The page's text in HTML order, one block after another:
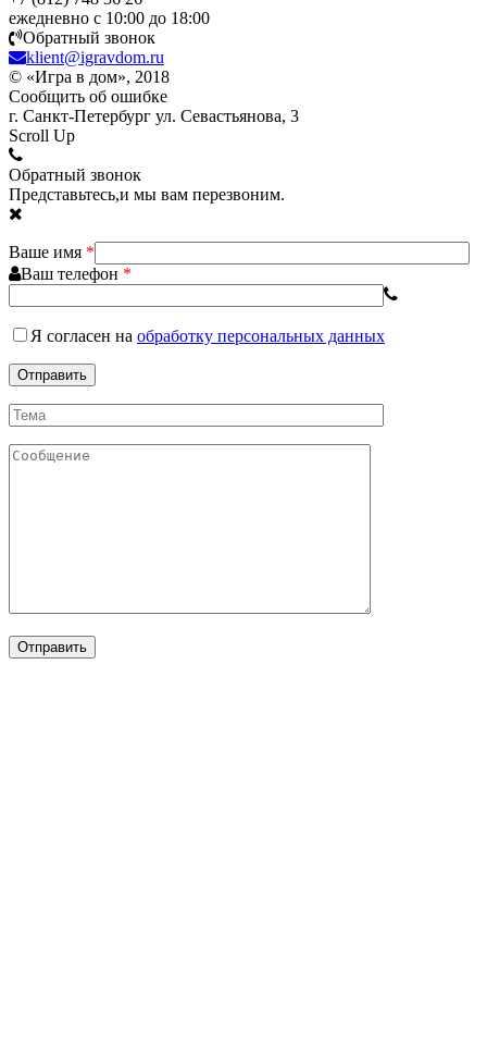
ежедневно с 10:00 до 18:00
Обратный звонок
klient@igravdom.ru
© «Игра в дом», 2018
Сообщить об ошибке
г. Санкт-Петербург ул. Севастьянова, 3
Scroll Up
Обратный звонок
Представьтесь,и мы вам перезвоним.
Ваше имя *
Ваш телефон *
Я согласен на обработку персональных данных